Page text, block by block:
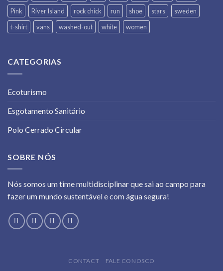
Pink
River Island rock chick run shoe stars
sweden
t-shirt
vans washed-out white women
CATEGORIAS
Ecoturismo
Esgotamento Sanitário
Polo Cerrado Circular
SOBRE NÓS
Nós somos um time multidisciplinar que sai ao campo para
fazer um mundo sustentável e com água segura!
CONTACT FALE CONOSCO